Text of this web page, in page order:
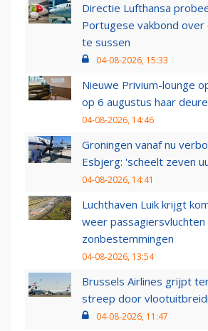
Directie Lufthansa
Portugese vakbond over
te sussen
04-08-2026, 15:33
Nieuwe Privium-lounge
op 6 augustus haar
04-08-2026, 14:46
Groningen vanaf nu
Esbjerg: 'scheelt zeven
04-08-2026, 14:41
Luchthaven Luik krijgt
weer passagiersvluchten
zonbestemmingen
04-08-2026, 13:54
Brussels Airlines grijpt
streep door
04-08-2026, 11:47